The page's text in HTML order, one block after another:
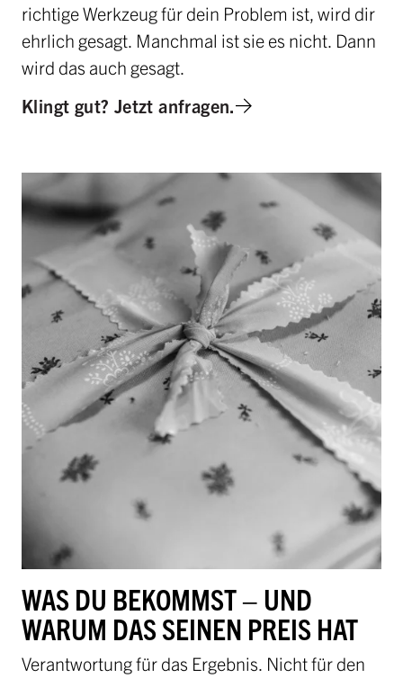
richtige Werkzeug für dein Problem ist, wird dir
ehrlich gesagt. Manchmal ist sie es nicht. Dann
wird das auch gesagt.
Klingt gut? Jetzt anfragen.
WAS DU BEKOMMST – UND
WARUM DAS SEINEN PREIS HAT
Verantwortung für das Ergebnis. Nicht für den